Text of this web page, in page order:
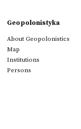
Geopolonistyka
About Geopolonistics
Map
Institutions
Persons